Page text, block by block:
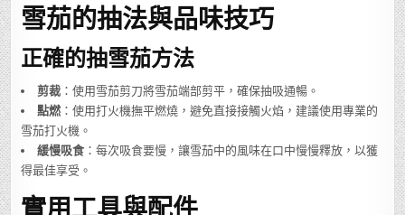
雪茄的抽法與品味技巧
正確的抽雪茄方法
剪裁 ：使用雪茄剪刀將雪茄端部剪平，確保抽吸通暢。
點燃 ：使用打火機撫平燃燒，避免直接接觸火焰，建議使用專業的
雪茄打火機。
緩慢吸食 ：每次吸食要慢，讓雪茄中的風味在口中慢慢釋放，以獲
得最佳享受。
實用工具與配件